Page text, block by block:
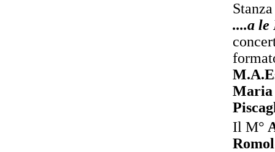
....a le
Maria
Il M°